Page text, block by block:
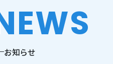
お知らせ